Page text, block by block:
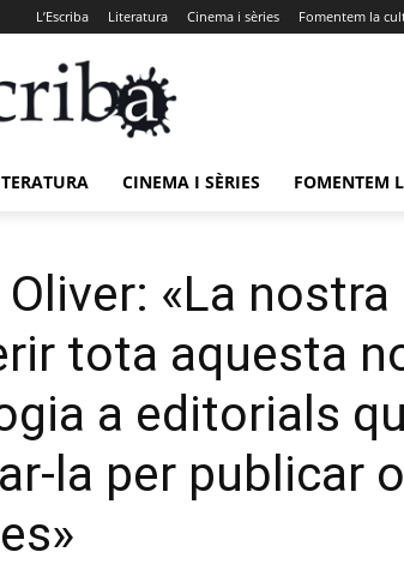
L’Escriba Literatura Cinema i sèries Fomentem la
CINEMA I SÈRIES FOMENTEM
«La nostra
tota aquesta
a editorials
la per publicar